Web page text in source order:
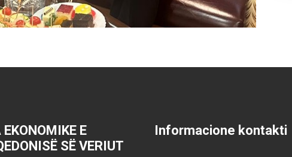
EKONOMIKE E
SË VERIUT
Informacione kontakti